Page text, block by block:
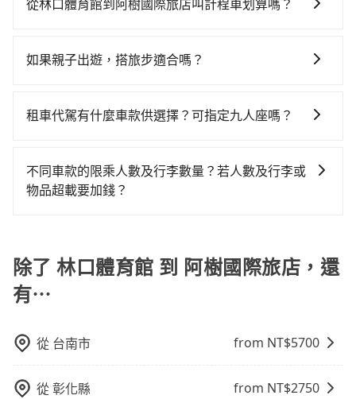
分鐘（平均20分）的高鐵從桃園站前往台北高鐵站，每
樹國際旅店 (台北市松山區) 的目的地。全程加上轉車時
費約930元，費時44分鐘。選擇搭乘高鐵而不預約包
車，不僅至少額外負擔230元車資，而且更會額外浪費
公里再額外加收$3.2，從林口體育館到阿樹國際旅店的
能的每小時40元路邊停車費用預估進去，但額外的汽車
坐體驗較差的車款，如果人數超過四位，更是沒有較大
的七人座或九人座可供選擇，而且無人租車最令人詬病
上一位用戶卻遲遲尚未歸還，又或者要還車時卻偏偏找
不到停車位，對於急著用車或者要載其他乘客的人來說
就有不小的風險。最後，雖然路邊隨租隨還看似方便，
與你的上下車地點仍有段距離，在遇到下雨天或者載行
從林口體育館到阿樹國際旅店叫計程車划算嗎？
灣大車隊、Uber、Line Taxi、Yoxi等，如果在路邊攔不
依照里程跳錶計算，價格約為910~1,100元間，若改選
四位時，叫兩輛計程車的費用就貴了，改預約一輛
tripool的九人座廂型車最高可省$700。
如果親子出遊，搭旅步適合嗎？
椅及兒童用增高墊供您選購(租借300元/個)，讓您和孩子
租車代駕有什麼車款供選擇？可指定九人座嗎？
型車為主，車款品牌以豐田Toyota、福特Ford、福斯
VW為主，其中也有少量進口車像凌志Lexus、特斯拉
40人座大巴或遊覽車，可特別填單並另外報價。
不同車款的限乘人數及行李數量？若人數及行李或
物品超載要加錢？
身行李與兩個30吋行李箱 五人座休旅車可乘坐四位乘
客，並可攜帶四個隨身行李與三個30吋行李箱 九人座廂
型車可乘坐八位乘客，並可攜帶八個隨身行李與六個30
能超載人數。 如果您攜帶的行李或物品較多，我們會根
據情況收取微搬家費用，費用在300至500元之間。
除了 林口體育館 到 阿樹國際旅店，還
有⋯
從 台南市 from NT$5700
從彰化縣 from NT$2750